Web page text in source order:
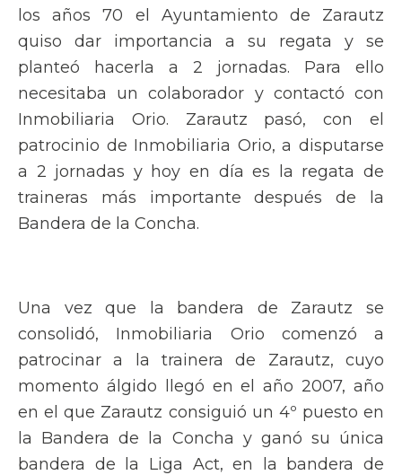
los años 70 el Ayuntamiento de Zarautz
quiso dar importancia a su regata y se
planteó hacerla a 2 jornadas. Para ello
necesitaba un colaborador y contactó con
Inmobiliaria Orio. Zarautz pasó, con el
patrocinio de Inmobiliaria Orio, a disputarse
a 2 jornadas y hoy en día es la regata de
traineras más importante después de la
Bandera de la Concha.
Una vez que la bandera de Zarautz se
consolidó, Inmobiliaria Orio comenzó a
patrocinar a la trainera de Zarautz, cuyo
momento álgido llegó en el año 2007, año
en el que Zarautz consiguió un 4º puesto en
la Bandera de la Concha y ganó su única
bandera de la Liga Act, en la bandera de